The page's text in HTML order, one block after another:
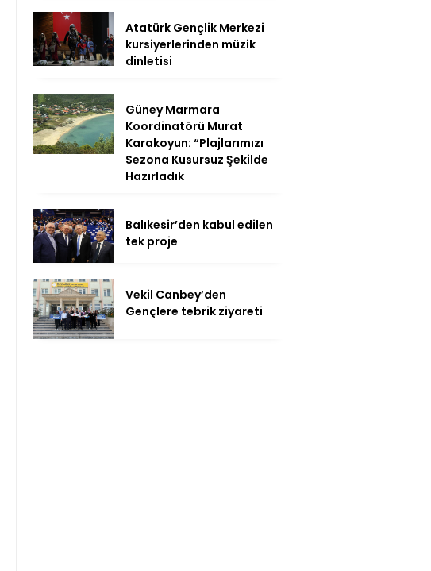
Atatürk Gençlik Merkezi
kursiyerlerinden müzik
dinletisi
Güney Marmara
Koordinatörü Murat
Karakoyun: “Plajlarımızı
Sezona Kusursuz Şekilde
Hazırladık
Balıkesir’den kabul edilen
tek proje
Vekil Canbey’den
Gençlere tebrik ziyareti